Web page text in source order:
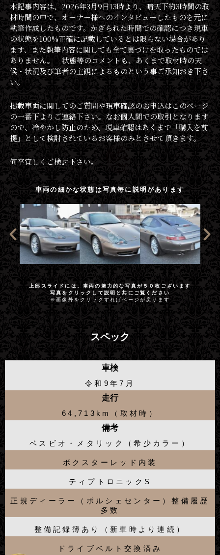
本記事内容は、2026年3月9日13時より、晴天下約3時間の取
材時間の中で、オーナー様へのインタビューしたものを元に
執筆作成したものです。かぎられた時間での確認につき現車
の状態を100%正確に記載しているとは限らない場合があり
ます、また執筆内容に関しても全て裏づけを取ったものでは
ありません。 状態等のコメントも、あくまで取材時の天
候・状況及び筆者の主観によるものという事ご承知おき下さ
い。
掲載車両に関してのご質問や現車確認のお申込はこのページ
の一番下よりご連絡下さい。なお個人間での取引となります
ので、冷やかし防止のため、現車確認はあくまで「購入を前
提」として検討されているお客様のみとさせて頂きます。
何卒宜しくご検討下さい。
車両の細かな状態は写真毎に説明があります
上部スライドには、車両の魅力的な写真が５０枚ございます
写真をクリックして説明と共にご覧ください
※画像外をクリックすればページが戻ります
スペック
車検
令和9年7月
走行
64,713km（取材時）
備考
ベスビオ・メタリック（希少カラー）
ボクスターレッド内装
ティプトロニックS
正規ディーラー（ポルシェセンター）整備履歴
多数
整備記録簿あり（新車時より連続）
ドライブベルト交換済み